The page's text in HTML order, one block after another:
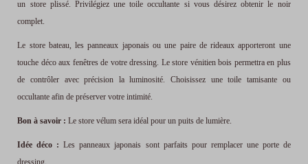
un store plissé. Privilégiez une toile occultante si vous désirez obtenir le noir
complet.
Le store bateau, les panneaux japonais ou une paire de rideaux apporteront une
touche déco aux fenêtres de votre dressing. Le store vénitien bois permettra en plus
de contrôler avec précision la luminosité. Choisissez une toile tamisante ou
occultante afin de préserver votre intimité.
Bon à savoir : Le store vélum sera idéal pour un puits de lumière.
Idée déco : Les panneaux japonais sont parfaits pour remplacer une porte de
dressing.